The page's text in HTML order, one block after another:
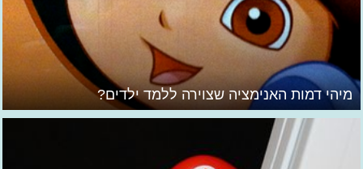
מיהי דמות האנימציה שצוירה ללמד ילדים?